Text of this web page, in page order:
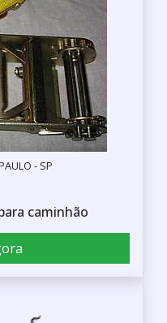
- SP
caminhão